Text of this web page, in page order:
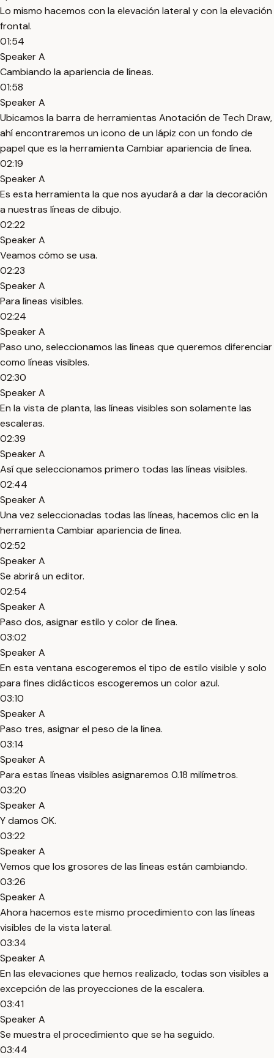
Lo mismo hacemos con la elevación lateral y con la elevación
frontal.
01:54
Speaker A
Cambiando la apariencia de líneas.
01:58
Speaker A
Ubicamos la barra de herramientas Anotación de Tech Draw,
ahí encontraremos un icono de un lápiz con un fondo de
papel que es la herramienta Cambiar apariencia de línea.
02:19
Speaker A
Es esta herramienta la que nos ayudará a dar la decoración
a nuestras líneas de dibujo.
02:22
Speaker A
Veamos cómo se usa.
02:23
Speaker A
Para líneas visibles.
02:24
Speaker A
Paso uno, seleccionamos las líneas que queremos diferenciar
como líneas visibles.
02:30
Speaker A
En la vista de planta, las líneas visibles son solamente las
escaleras.
02:39
Speaker A
Así que seleccionamos primero todas las líneas visibles.
02:44
Speaker A
Una vez seleccionadas todas las líneas, hacemos clic en la
herramienta Cambiar apariencia de línea.
02:52
Speaker A
Se abrirá un editor.
02:54
Speaker A
Paso dos, asignar estilo y color de línea.
03:02
Speaker A
En esta ventana escogeremos el tipo de estilo visible y solo
para fines didácticos escogeremos un color azul.
03:10
Speaker A
Paso tres, asignar el peso de la línea.
03:14
Speaker A
Para estas líneas visibles asignaremos 0.18 milímetros.
03:20
Speaker A
Y damos OK.
03:22
Speaker A
Vemos que los grosores de las líneas están cambiando.
03:26
Speaker A
Ahora hacemos este mismo procedimiento con las líneas
visibles de la vista lateral.
03:34
Speaker A
En las elevaciones que hemos realizado, todas son visibles a
excepción de las proyecciones de la escalera.
03:41
Speaker A
Se muestra el procedimiento que se ha seguido.
03:44